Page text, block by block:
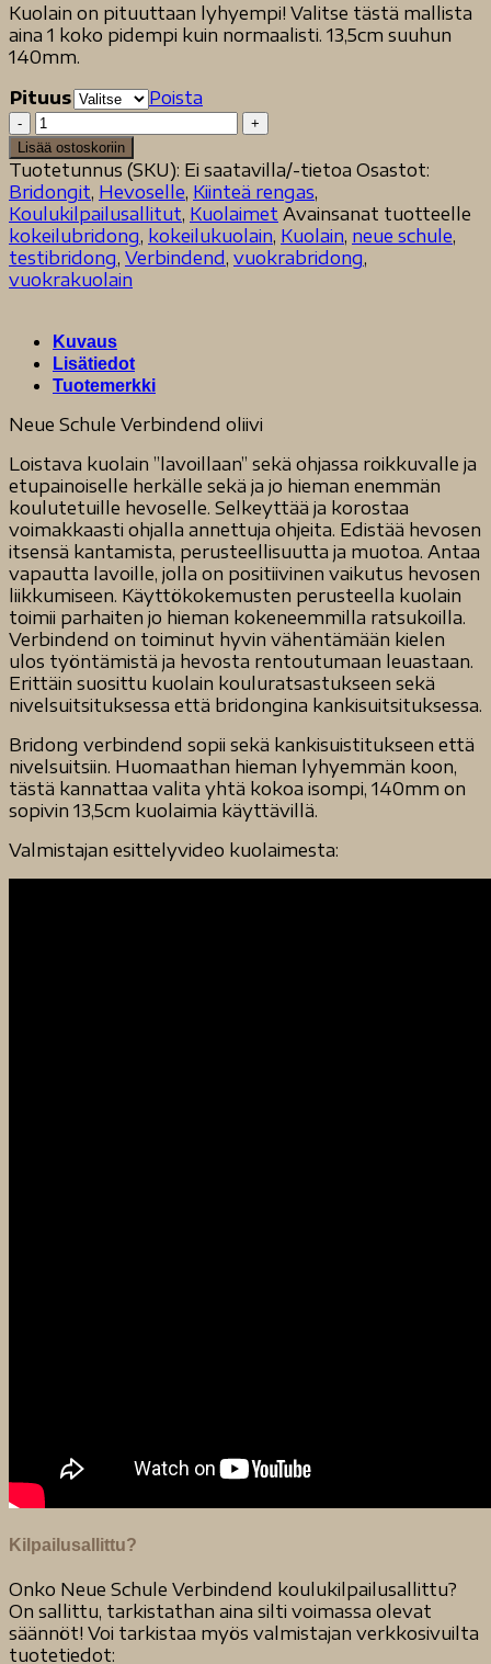
Kuolain on pituuttaan lyhyempi! Valitse tästä mallista
aina 1 koko pidempi kuin normaalisti. 13,5cm suuhun
140mm.
Pituus
Poista
Neue
Schule
Verbindend
oliivi
määrä
Lisää ostoskoriin
Tuotetunnus (SKU): Ei saatavilla/-tietoa Osastot:
Bridongit, Hevoselle, Kiinteä rengas,
Koulukilpailusallitut, Kuolaimet Avainsanat tuotteelle
kokeilubridong, kokeilukuolain, Kuolain, neue schule,
testibridong, Verbindend, vuokrabridong,
vuokrakuolain
Kuvaus
Lisätiedot
Tuotemerkki
Neue Schule Verbindend oliivi
Loistava kuolain ”lavoillaan” sekä ohjassa roikkuvalle ja
etupainoiselle herkälle sekä ja jo hieman enemmän
koulutetuille hevoselle. Selkeyttää ja korostaa
voimakkaasti ohjalla annettuja ohjeita. Edistää hevosen
itsensä kantamista, perusteellisuutta ja muotoa. Antaa
vapautta lavoille, jolla on positiivinen vaikutus hevosen
liikkumiseen. Käyttökokemusten perusteella kuolain
toimii parhaiten jo hieman kokeneemmilla ratsukoilla.
Verbindend on toiminut hyvin vähentämään kielen
ulos työntämistä ja hevosta rentoutumaan leuastaan.
Erittäin suosittu kuolain kouluratsastukseen sekä
nivelsuitsituksessa että bridongina kankisuitsituksessa.
Bridong verbindend sopii sekä kankisuistitukseen että
nivelsuitsiin. Huomaathan hieman lyhyemmän koon,
tästä kannattaa valita yhtä kokoa isompi, 140mm on
sopivin 13,5cm kuolaimia käyttävillä.
Valmistajan esittelyvideo kuolaimesta:
Kilpailusallittu?
Onko Neue Schule Verbindend koulukilpailusallittu?
On sallittu, tarkistathan aina silti voimassa olevat
säännöt! Voi tarkistaa myös valmistajan verkkosivuilta
tuotetiedot: